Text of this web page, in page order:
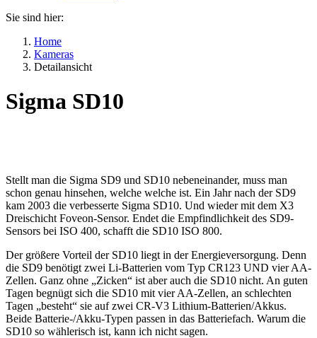
Sie sind hier:
Home
Kameras
Detailansicht
Sigma SD10
Stellt man die Sigma SD9 und SD10 nebeneinander, muss man
schon genau hinsehen, welche welche ist. Ein Jahr nach der SD9
kam 2003 die verbesserte Sigma SD10. Und wieder mit dem X3
Dreischicht Foveon-Sensor. Endet die Empfindlichkeit des SD9-
Sensors bei ISO 400, schafft die SD10 ISO 800.
Der größere Vorteil der SD10 liegt in der Energieversorgung. Denn
die SD9 benötigt zwei Li-Batterien vom Typ CR123 UND vier AA-
Zellen. Ganz ohne „Zicken“ ist aber auch die SD10 nicht. An guten
Tagen begnügt sich die SD10 mit vier AA-Zellen, an schlechten
Tagen „besteht“ sie auf zwei CR-V3 Lithium-Batterien/Akkus.
Beide Batterie-/Akku-Typen passen in das Batteriefach. Warum die
SD10 so wählerisch ist, kann ich nicht sagen.